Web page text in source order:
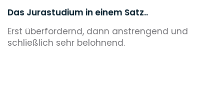
Das Jurastudium in einem Satz..
Erst überfordernd, dann anstrengend und
schließlich sehr belohnend.